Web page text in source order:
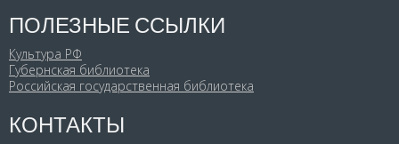
ПОЛЕЗНЫЕ ССЫЛКИ
Культура РФ
Губернская библиотека
Российская государственная библиотека
КОНТАКТЫ